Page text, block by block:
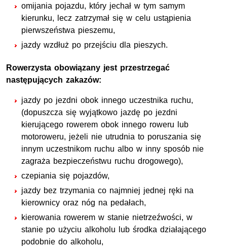
omijania pojazdu, który jechał w tym samym
kierunku, lecz zatrzymał się w celu ustąpienia
pierwszeństwa pieszemu,
jazdy wzdłuż po przejściu dla pieszych.
Rowerzysta obowiązany jest przestrzegać
następujących zakazów:
jazdy po jezdni obok innego uczestnika ruchu,
(dopuszcza się wyjątkowo jazdę po jezdni
kierującego rowerem obok innego roweru lub
motoroweru, jeżeli nie utrudnia to poruszania się
innym uczestnikom ruchu albo w inny sposób nie
zagraża bezpieczeństwu ruchu drogowego),
czepiania się pojazdów,
jazdy bez trzymania co najmniej jednej ręki na
kierownicy oraz nóg na pedałach,
kierowania rowerem w stanie nietrzeźwości, w
stanie po użyciu alkoholu lub środka działającego
podobnie do alkoholu,